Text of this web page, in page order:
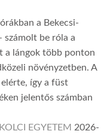
a Bekecsi-
számolt be róla a
a lángok több ponton
növényzetben. A
így a füst
jelentős számban
EGYETEM 2026-